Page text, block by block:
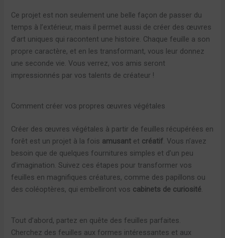
Ce projet est non seulement une belle façon de passer du
temps à l’extérieur, mais il permet aussi de créer des œuvres
d’art uniques qui racontent une histoire. Chaque feuille a son
propre caractère, et en les transformant, vous leur donnez
une seconde vie. Vous verrez, vos amis seront
impressionnés par vos talents de créateur !
Comment créer vos propres œuvres végétales
Créer des œuvres végétales à partir de feuilles récupérées en
forêt est un projet à la fois amusant et créatif. Vous n’avez
besoin que de quelques fournitures simples et d’un peu
d’imagination. Suivez ces étapes pour transformer vos
feuilles en magnifiques créatures, comme des papillons ou
des coléoptères, qui embelliront vos cabinets de curiosité.
Tout d’abord, partez en quête des feuilles parfaites.
Cherchez des feuilles aux formes intéressantes et aux